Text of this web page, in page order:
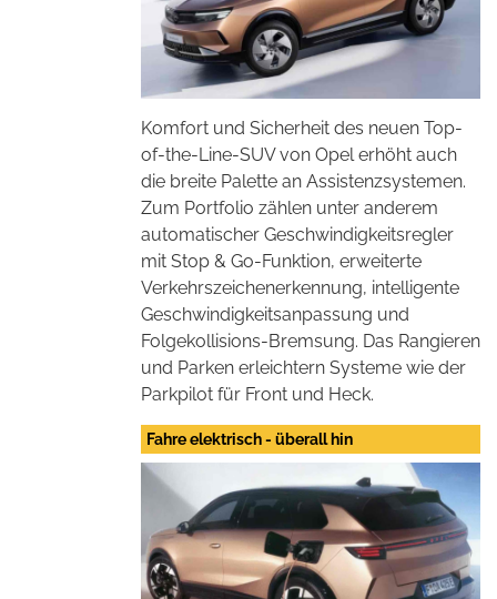
Komfort und Sicherheit des neuen Top-
of-the-Line-SUV von Opel erhöht auch
die breite Palette an Assistenzsystemen.
Zum Portfolio zählen unter anderem
automatischer Geschwindigkeitsregler
mit Stop & Go-Funktion, erweiterte
Verkehrszeichenerkennung, intelligente
Geschwindigkeitsanpassung und
Folgekollisions-Bremsung. Das Rangieren
und Parken erleichtern Systeme wie der
Parkpilot für Front und Heck.
Fahre elektrisch - überall hin